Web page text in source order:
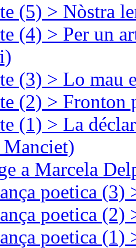
(5) > Nòstra
(4) > Per un
(3) > Lo mau
(2) > Fronton
(1) > La
a Marcela
poetica (3)
poetica (2)
poetica (1)